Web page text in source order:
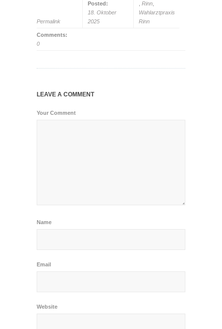
Permalink
Posted:
18. Oktober
2025
, Rinn,
Wahlarztpraxis
Rinn
Comments:
0
LEAVE A COMMENT
Your Comment
Name
Email
Website